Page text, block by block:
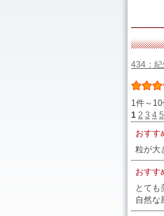
434：紀
1件～
1 2 3 4 5
おすす
粒が大
おすす
とても
自然な